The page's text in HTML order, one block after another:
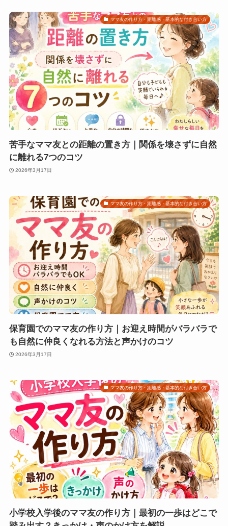
ママ友の作り方・距離感・基本的な付き合い方
苦手なママ友との距離の置き方｜関係を壊さずに自然
に離れる7つのコツ
2026年3月17日
ママ友の作り方・距離感・基本的な付き合い方
保育園でのママ友の作り方｜お迎え時間がバラバラで
も自然に仲良くなれる方法と声かけのコツ
2026年3月17日
ママ友の作り方・距離感・基本的な付き合い方
小学校入学後のママ友の作り方｜最初の一歩はどこで